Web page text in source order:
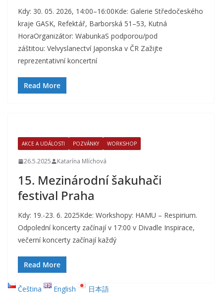
Kdy: 30. 05. 2026, 14:00–16:00Kde: Galerie Středočeského
kraje GASK, Refektář, Barborská 51–53, Kutná
HoraOrganizátor: WabunkaS podporou/pod
záštitou: Velvyslanectví Japonska v ČR Zažijte
reprezentativní koncertní
Read More
AKCE A UDÁLOSTI POZVÁNKY WORKSHOP
26.5.2025 Katarína Mlíchová
15. Mezinárodní šakuhači
festival Praha
Kdy: 19.-23. 6. 2025Kde: Workshopy: HAMU – Respirium.
Odpolední koncerty začínají v 17:00 v Divadle Inspirace,
večerní koncerty začínají každý
Read More
Čeština English 日本語